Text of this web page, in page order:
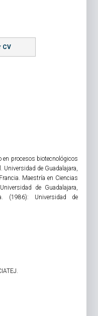
CV
en procesos biotecnológicos
Universidad de Guadalajara,
Maestría en Ciencias
de Guadalajara,
(1986): Universidad de